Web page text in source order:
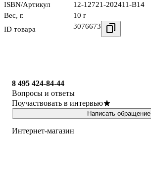
ISBN/Артикул
12-12721-202411-B14
Вес, г.
10 г
ID товара
3076673
8 495 424-84-44
Вопросы и ответы
Поучаствовать в интервью
Написать обращение
Интернет-магазин